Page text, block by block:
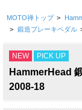
MOTO禅トップ >
> 鍛造ブレーキペダル
NEW PICK UP
HammerHead
2008-18